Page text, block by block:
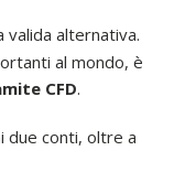
valida alternativa.
al mondo, è
CFD.
due conti, oltre a